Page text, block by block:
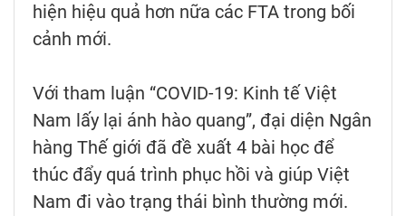
hiện hiệu quả hơn nữa các FTA trong bối
cảnh mới.
Với tham luận “COVID-19: Kinh tế Việt
Nam lấy lại ánh hào quang”, đại diện Ngân
hàng Thế giới đã đề xuất 4 bài học để
thúc đẩy quá trình phục hồi và giúp Việt
Nam đi vào trạng thái bình thường mới.